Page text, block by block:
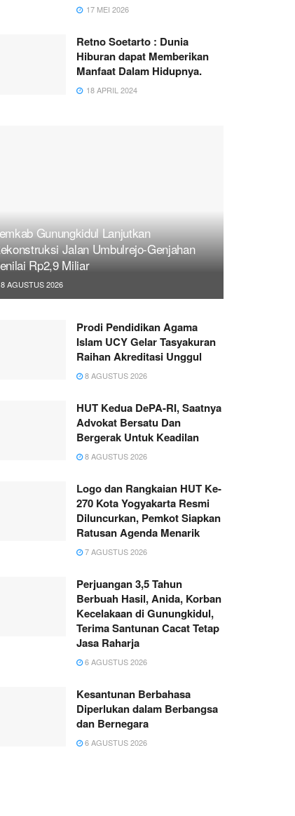
17 MEI 2026
Retno Soetarto : Dunia
Hiburan dapat Memberikan
Manfaat Dalam Hidupnya.
18 APRIL 2024
Gunungkidul Lanjutkan
Jalan Umbulrejo-Genjahan
Rp2,9 Miliar
AGUSTUS 2026
Prodi Pendidikan Agama
Islam UCY Gelar Tasyakuran
Raihan Akreditasi Unggul
8 AGUSTUS 2026
HUT Kedua DePA-RI, Saatnya
Advokat Bersatu Dan
Bergerak Untuk Keadilan
8 AGUSTUS 2026
Logo dan Rangkaian HUT Ke-
270 Kota Yogyakarta Resmi
Diluncurkan, Pemkot Siapkan
Ratusan Agenda Menarik
7 AGUSTUS 2026
Perjuangan 3,5 Tahun
Berbuah Hasil, Anida, Korban
Kecelakaan di Gunungkidul,
Terima Santunan Cacat Tetap
Jasa Raharja
6 AGUSTUS 2026
Kesantunan Berbahasa
Diperlukan dalam Berbangsa
dan Bernegara
6 AGUSTUS 2026